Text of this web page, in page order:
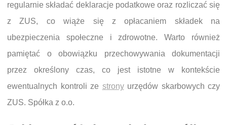
regularnie składać deklaracje podatkowe oraz rozliczać się
z ZUS, co wiąże się z opłacaniem składek na
ubezpieczenia społeczne i zdrowotne. Warto również
pamiętać o obowiązku przechowywania dokumentacji
przez określony czas, co jest istotne w kontekście
ewentualnych kontroli ze stronyurzędów skarbowych czy
ZUS. Spółka z o.o.